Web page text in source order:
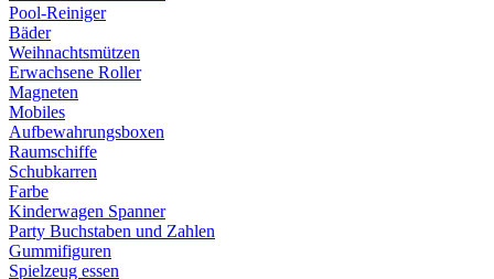
Pool-Reiniger
Bäder
Weihnachtsmützen
Erwachsene Roller
Magneten
Mobiles
Aufbewahrungsboxen
Raumschiffe
Schubkarren
Farbe
Kinderwagen Spanner
Party Buchstaben und Zahlen
Gummifiguren
Spielzeug essen